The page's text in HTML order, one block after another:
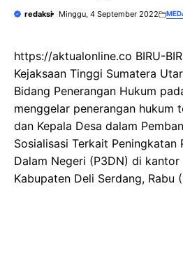
redaksi Minggu, 4 September 2022
https://aktualonline.co BIRU-
Kejaksaan Tinggi Sumatera
Bidang Penerangan Hukum
menggelar penerangan hukum
dan Kepala Desa dalam
Sosialisasi Terkait Peningkatan
Dalam Negeri (P3DN) di
Kabupaten Deli Serdang, Rabu